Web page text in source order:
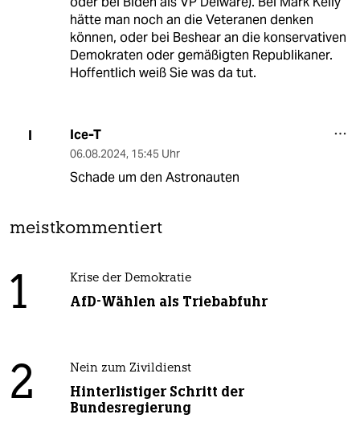
hätte man noch an die Veteranen denken
können, oder bei Beshear an die konservativen
Demokraten oder gemäßigten Republikaner.
Hoffentlich weiß Sie was da tut.
I Ice-T
06.08.2024, 15:45 Uhr
Schade um den Astronauten
meistkommentiert
1 Krise der Demokratie
AfD-Wählen als Triebabfuhr
2 Nein zum Zivildienst
Hinterlistiger Schritt der
Bundesregierung